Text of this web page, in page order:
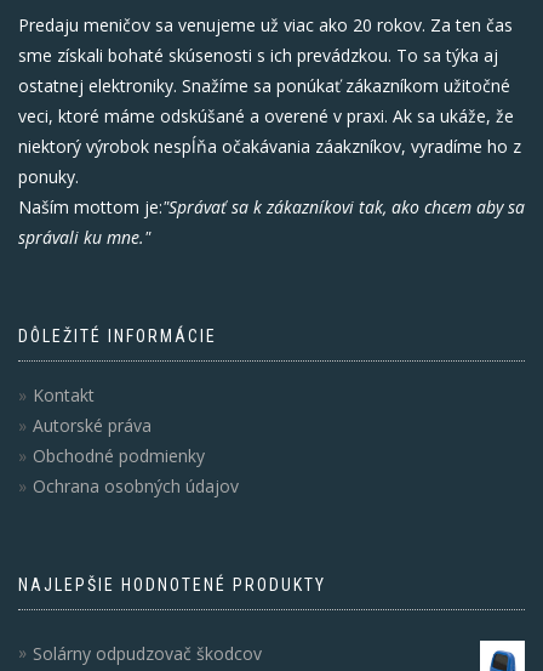
Predaju meničov sa venujeme už viac ako 20 rokov. Za ten čas
sme získali bohaté skúsenosti s ich prevádzkou. To sa týka aj
ostatnej elektroniky. Snažíme sa ponúkať zákazníkom užitočné
veci, ktoré máme odskúšané a overené v praxi. Ak sa ukáže, že
niektorý výrobok nespĺňa očakávania záakzníkov, vyradíme ho z
ponuky.
Naším mottom je:"Správať sa k zákazníkovi tak, ako chcem aby sa
správali ku mne."
DÔLEŽITÉ INFORMÁCIE
Kontakt
Autorské práva
Obchodné podmienky
Ochrana osobných údajov
NAJLEPŠIE HODNOTENÉ PRODUKTY
Solárny odpudzovač škodcov